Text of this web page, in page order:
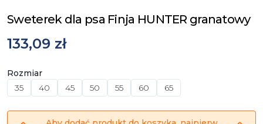
Sweterek dla psa Finja HUNTER granatowy
133,09 zł
Rozmiar
35
40 45 50 55 60 65